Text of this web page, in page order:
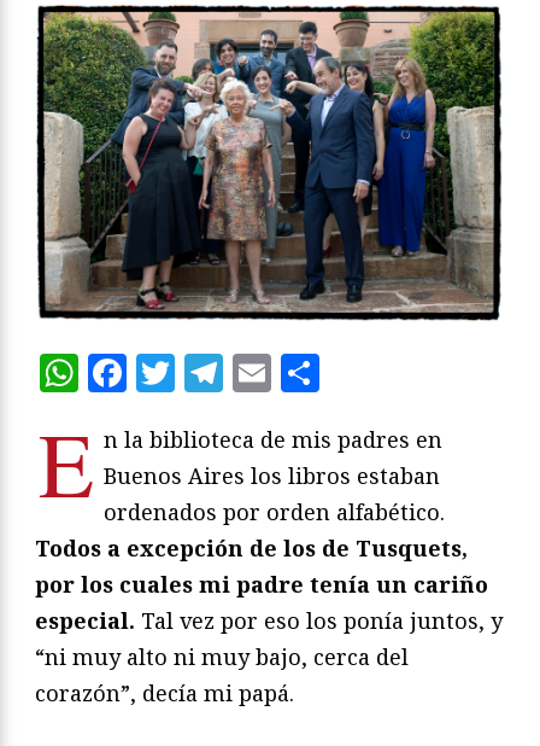
WhatsApp
Facebook
Twitter
Telegram
Email
E n la biblioteca de mis padres en
Buenos Aires los libros estaban
ordenados por orden alfabético.
Todos a excepción de los de Tusquets,
por los cuales mi padre tenía un cariño
especial. Tal vez por eso los ponía juntos, y
“ni muy alto ni muy bajo, cerca del
corazón”, decía mi papá.